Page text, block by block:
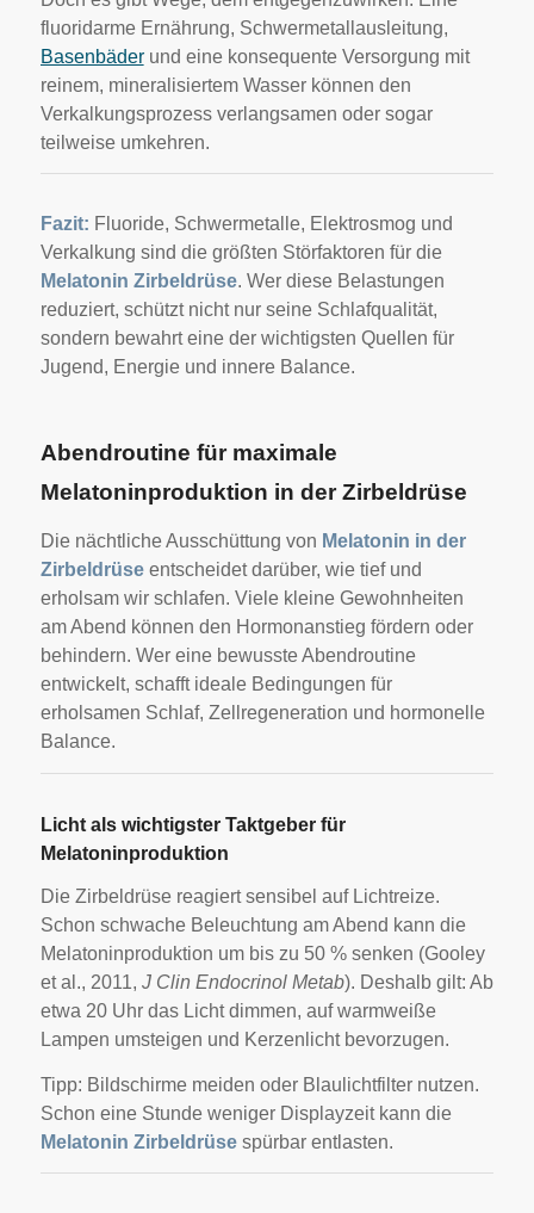
fluoridarme Ernährung, Schwermetallausleitung,
Basenbäderund eine konsequente Versorgung mit
reinem, mineralisiertem Wasser können den
Verkalkungsprozess verlangsamen oder sogar
teilweise umkehren.
Fazit: Fluoride, Schwermetalle, Elektrosmog und
Verkalkung sind die größten Störfaktoren für die
Melatonin Zirbeldrüse. Wer diese Belastungen
reduziert, schützt nicht nur seine Schlafqualität,
sondern bewahrt eine der wichtigsten Quellen für
Jugend, Energie und innere Balance.
Abendroutine für maximale
Melatoninproduktion in der Zirbeldrüse
Die nächtliche Ausschüttung von Melatonin in der
Zirbeldrüseentscheidet darüber, wie tief und
erholsam wir schlafen. Viele kleine Gewohnheiten
am Abend können den Hormonanstieg fördern oder
behindern. Wer eine bewusste Abendroutine
entwickelt, schafft ideale Bedingungen für
erholsamen Schlaf, Zellregeneration und hormonelle
Balance.
Licht als wichtigster Taktgeber für
Melatoninproduktion
Die Zirbeldrüse reagiert sensibel auf Lichtreize.
Schon schwache Beleuchtung am Abend kann die
Melatoninproduktion um bis zu 50 % senken (Gooley
et al., 2011, J Clin Endocrinol Metab). Deshalb gilt: Ab
etwa 20 Uhr das Licht dimmen, auf warmweiße
Lampen umsteigen und Kerzenlicht bevorzugen.
Tipp: Bildschirme meiden oder Blaulichtfilter nutzen.
Schon eine Stunde weniger Displayzeit kann die
Melatonin Zirbeldrüsespürbar entlasten.